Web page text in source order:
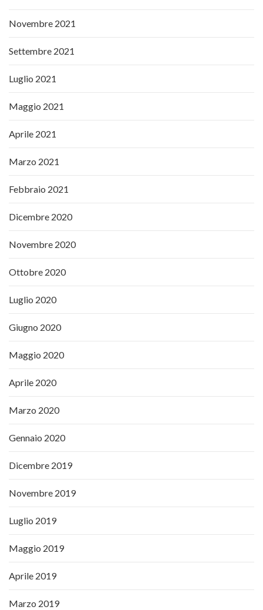
Novembre 2021
Settembre 2021
Luglio 2021
Maggio 2021
Aprile 2021
Marzo 2021
Febbraio 2021
Dicembre 2020
Novembre 2020
Ottobre 2020
Luglio 2020
Giugno 2020
Maggio 2020
Aprile 2020
Marzo 2020
Gennaio 2020
Dicembre 2019
Novembre 2019
Luglio 2019
Maggio 2019
Aprile 2019
Marzo 2019